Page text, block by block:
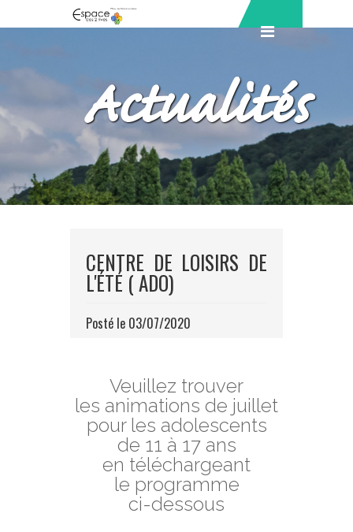
Actualités
CENTRE DE LOISIRS DE
L'ÉTÉ ( ADO)
Posté le 03/07/2020
Veuillez trouver
les animations de juillet
pour les adolescents
de 11 à 17 ans
en téléchargeant
le programme
ci-dessous